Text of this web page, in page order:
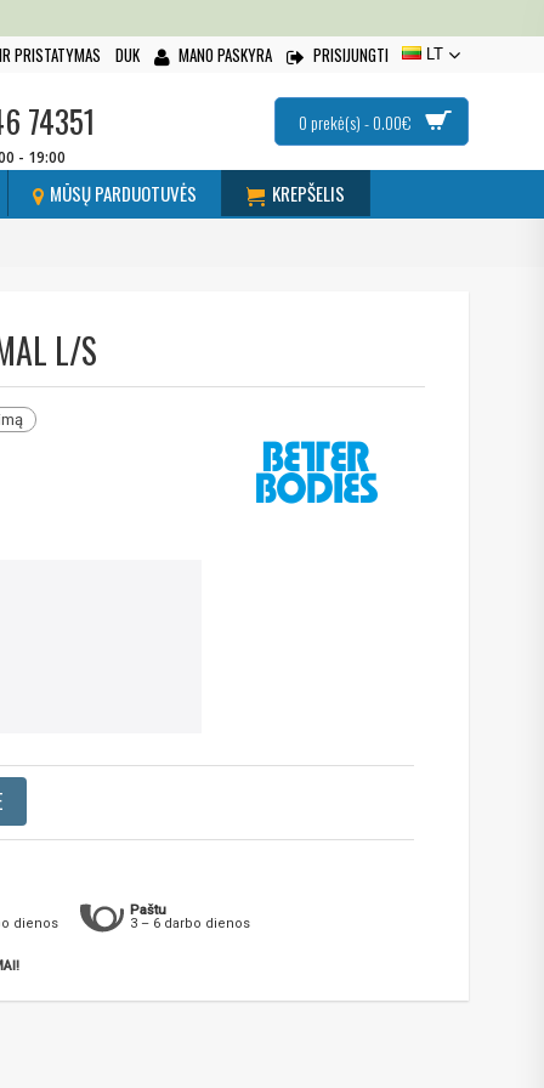
PRISTATYMAS DUK MANO PASKYRA PRISIJUNGTI LT
74351
- 19:00
0 prekė(s) - 0.00€
MŪSŲ PARDUOTUVĖS KREPŠELIS
L/S
dienos
Paštu
3 – 6 darbo dienos